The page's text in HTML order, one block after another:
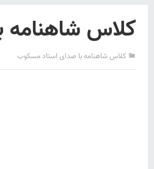
کلاس شاهنامه
کلاس شاهنامه با صدای استاد مسکوب